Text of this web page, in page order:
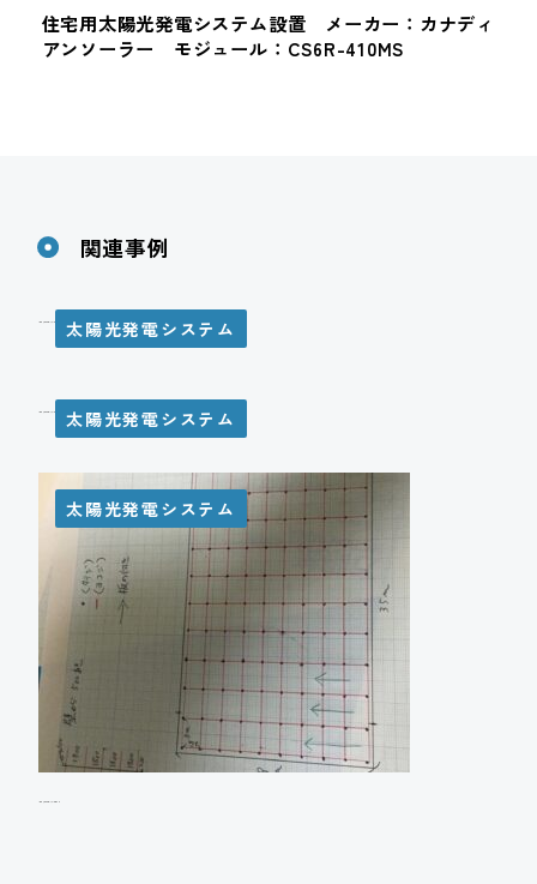
住宅用太陽光発電システム設置 メーカー：カナディ
アンソーラー モジュール：CS6R-410MS
関連事例
太陽光発電システム
太陽光発電システム
太陽光発電システム